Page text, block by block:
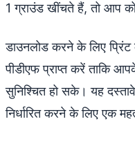
1 ग्राउंड खींचते हैं, तो आप
डाउनलोड करने के लिए प्रिंट
पीडीएफ प्राप्त करें ताकि
सुनिश्चित हो सके। यह
निर्धारित करने के लिए एक